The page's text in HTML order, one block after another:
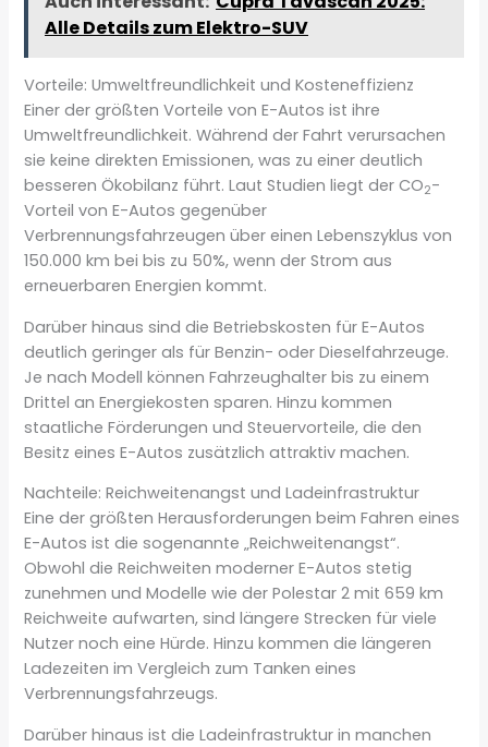
Alle Details zum Elektro-SUV
Vorteile: Umweltfreundlichkeit und Kosteneffizienz
Einer der größten Vorteile von E-Autos ist ihre
Umweltfreundlichkeit. Während der Fahrt verursachen
sie keine direkten Emissionen, was zu einer deutlich
besseren Ökobilanz führt. Laut Studien liegt der CO2-
Vorteil von E-Autos gegenüber
Verbrennungsfahrzeugen über einen Lebenszyklus von
150.000 km bei bis zu 50%, wenn der Strom aus
erneuerbaren Energien kommt.
Darüber hinaus sind die Betriebskosten für E-Autos
deutlich geringer als für Benzin- oder Dieselfahrzeuge.
Je nach Modell können Fahrzeughalter bis zu einem
Drittel an Energiekosten sparen. Hinzu kommen
staatliche Förderungen und Steuervorteile, die den
Besitz eines E-Autos zusätzlich attraktiv machen.
Nachteile: Reichweitenangst und Ladeinfrastruktur
Eine der größten Herausforderungen beim Fahren eines
E-Autos ist die sogenannte „Reichweitenangst“.
Obwohl die Reichweiten moderner E-Autos stetig
zunehmen und Modelle wie der Polestar 2 mit 659 km
Reichweite aufwarten, sind längere Strecken für viele
Nutzer noch eine Hürde. Hinzu kommen die längeren
Ladezeiten im Vergleich zum Tanken eines
Verbrennungsfahrzeugs.
Darüber hinaus ist die Ladeinfrastruktur in manchen